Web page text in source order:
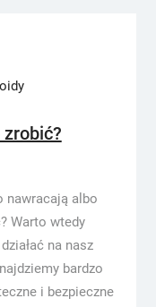
zrobić?
nawracają albo
Warto wtedy
na nasz
bardzo
i bezpieczne